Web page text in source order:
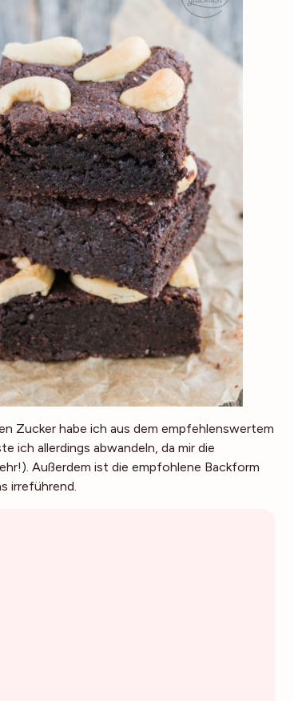
Zucker habe ich aus dem empfehlenswertem
ich allerdings abwandeln, da mir die
Außerdem ist die empfohlene Backform
irreführend.